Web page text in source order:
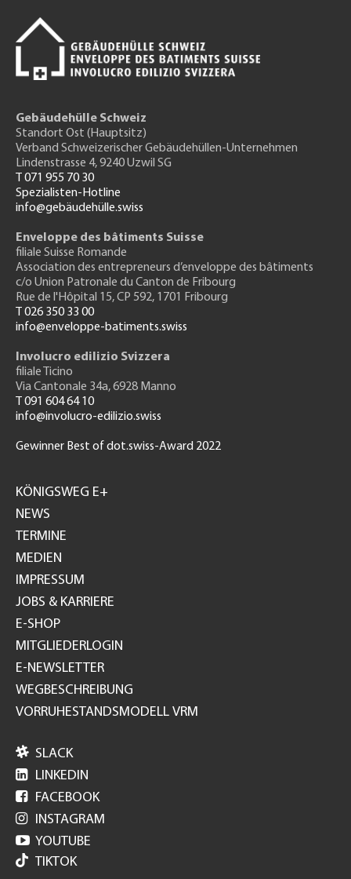
Gebäudehülle Schweiz
Standort Ost (Hauptsitz)
Verband Schweizerischer Gebäudehüllen-Unternehmen
Lindenstrasse 4, 9240 Uzwil SG
T 071 955 70 30
Spezialisten-Hotline
info@gebäudehülle.swiss
Enveloppe des bâtiments Suisse
filiale Suisse Romande
Association des entrepreneurs d’enveloppe des bâtiments
c/o Union Patronale du Canton de Fribourg
Rue de l'Hôpital 15, CP 592, 1701 Fribourg
T 026 350 33 00
info@enveloppe-batiments.swiss
Involucro edilizio Svizzera
filiale Ticino
Via Cantonale 34a, 6928 Manno
T 091 604 64 10
info@involucro-edilizio.swiss
Gewinner Best of dot.swiss-Award 2022
GH
KÖNIGSWEG E+
NEWS
TERMINE
MEDIEN
IMPRESSUM
JOBS & KARRIERE
E-SHOP
MITGLIEDERLOGIN
E-NEWSLETTER
WEGBESCHREIBUNG
VORRUHESTANDSMODELL VRM
 SLACK
 LINKEDIN
 FACEBOOK
 INSTAGRAM
 YOUTUBE
TIKTOK